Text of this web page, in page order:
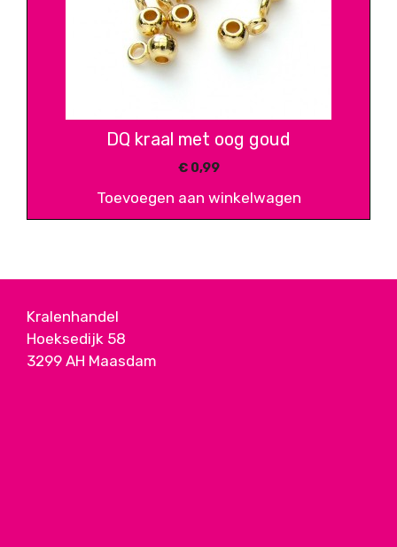
DQ kraal met oog goud
€0,99
Toevoegen aan winkelwagen
Kralenhandel
Hoeksedijk 58
3299 AH Maasdam